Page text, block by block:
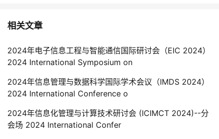
相关文章
2024年电子信息工程与智能通信国际研讨会（EIC 2024）
2024 International Symposium on
2024年信息管理与数据科学国际学术会议（IMDS 2024）
2024 International Conference o
2024年信息化管理与计算技术研讨会 (ICIMCT 2024)--分
会场 2024 International Confer